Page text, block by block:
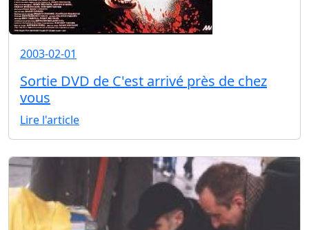
2003-02-01
Sortie DVD de C'est arrivé près de chez
vous
Lire l'article